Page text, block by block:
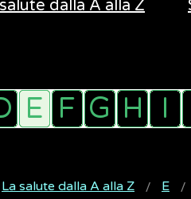
dalla A alla Z
La salute dalla A alla Z E